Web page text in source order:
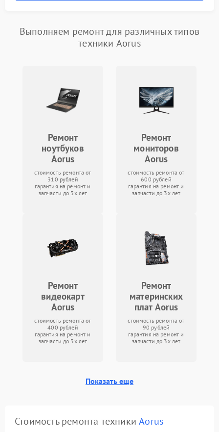
Выполняем ремонт для различных типов
техники Aorus
Ремонт
ноутбуков
Aorus
стоимость ремонта от
310 рублей
гарантия на ремонт и
запчасти до 3х лет
Ремонт
мониторов
Aorus
стоимость ремонта от
600 рублей
гарантия на ремонт и
запчасти до 3х лет
Ремонт
видеокарт
Aorus
стоимость ремонта от
400 рублей
гарантия на ремонт и
запчасти до 3х лет
Ремонт
материнских
плат Aorus
стоимость ремонта от
90 рублей
гарантия на ремонт и
запчасти до 3х лет
Показать еще
Стоимость ремонта техникиAorus